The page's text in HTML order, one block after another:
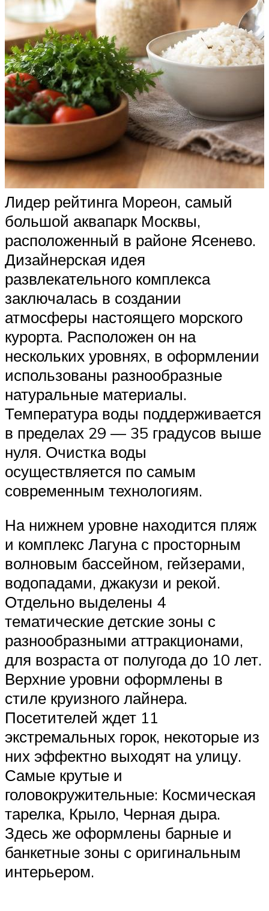
Лидер рейтинга Мореон, самый
большой аквапарк Москвы,
расположенный в районе Ясенево.
Дизайнерская идея
развлекательного комплекса
заключалась в создании
атмосферы настоящего морского
курорта. Расположен он на
нескольких уровнях, в оформлении
использованы разнообразные
натуральные материалы.
Температура воды поддерживается
в пределах 29 — 35 градусов выше
нуля. Очистка воды
осуществляется по самым
современным технологиям.
На нижнем уровне находится пляж
и комплекс Лагуна с просторным
волновым бассейном, гейзерами,
водопадами, джакузи и рекой.
Отдельно выделены 4
тематические детские зоны с
разнообразными аттракционами,
для возраста от полугода до 10 лет.
Верхние уровни оформлены в
стиле круизного лайнера.
Посетителей ждет 11
экстремальных горок, некоторые из
них эффектно выходят на улицу.
Самые крутые и
головокружительные: Космическая
тарелка, Крыло, Черная дыра.
Здесь же оформлены барные и
банкетные зоны с оригинальным
интерьером.